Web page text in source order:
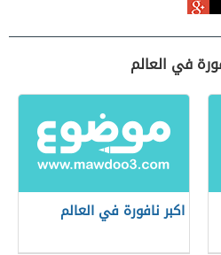
في العالم
اكبر نافورة في العالم